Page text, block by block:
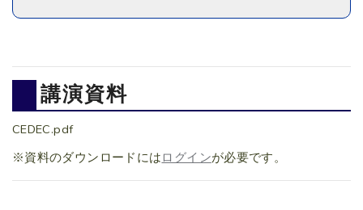
講演資料
CEDEC.pdf
※資料のダウンロードには ログインが必要です。